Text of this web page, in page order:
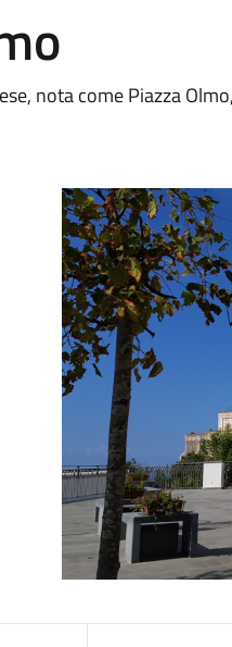
nota come Piazza